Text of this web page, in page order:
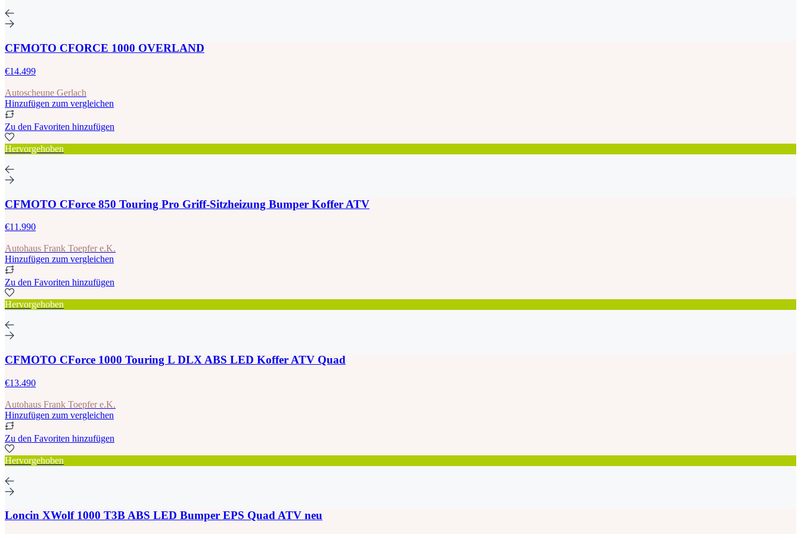
CFMOTO CFORCE 1000 OVERLAND
€14.499
Autoscheune Gerlach
Hinzufügen zum vergleichen
Zu den Favoriten hinzufügen
Hervorgehoben
CFMOTO CForce 850 Touring Pro Griff-Sitzheizung Bumper Koffer ATV
€11.990
Autohaus Frank Toepfer e.K.
Hinzufügen zum vergleichen
Zu den Favoriten hinzufügen
Hervorgehoben
CFMOTO CForce 1000 Touring L DLX ABS LED Koffer ATV Quad
€13.490
Autohaus Frank Toepfer e.K.
Hinzufügen zum vergleichen
Zu den Favoriten hinzufügen
Hervorgehoben
Loncin XWolf 1000 T3B ABS LED Bumper EPS Quad ATV neu